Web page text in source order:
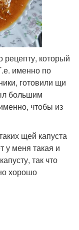
рецепту, который
именно по
готовили щи
большим
чтобы из
щей капуста
у меня такая и
так что
хорошо